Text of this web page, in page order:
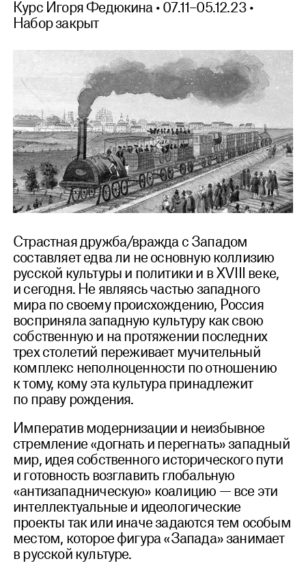
Курс Игоря Федюкина • 07.11–05.12.23 •
Набор закрыт
Страстная дружба/вражда с Западом
составляет едва ли не основную коллизию
русской культуры и политики и в XVIII веке,
и сегодня. Не являясь частью западного
мира по своему происхождению, Россия
восприняла западную культуру как свою
собственную и на протяжении последних
трех столетий переживает мучительный
комплекс неполноценности по отношению
к тому, кому эта культура принадлежит
по праву рождения.
Императив модернизации и неизбывное
стремление «догнать и перегнать» западный
мир, идея собственного исторического пути
и готовность возглавить глобальную
«антизападническую» коалицию — все эти
интеллектуальные и идеологические
проекты так или иначе задаются тем особым
местом, которое фигура «Запада» занимает
в русской культуре.